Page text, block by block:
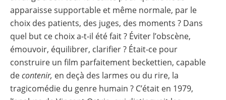
apparaisse supportable et même normale, par le
choix des patients, des juges, des moments ? Dans
quel but ce choix a-t-il été fait ? Éviter l’obscène,
émouvoir, équilibrer, clarifier ? Était-ce pour
construire un film parfaitement beckettien, capable
decontenir, en deçà des larmes ou du rire, la
tragicomédie du genre humain ? C’était en 1979,